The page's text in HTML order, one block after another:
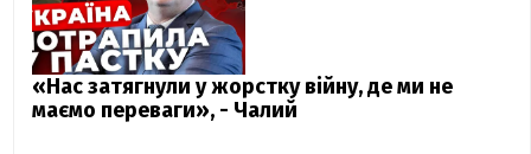
«Нас затягнули у жорстку війну, де ми не
маємо переваги», - Чалий